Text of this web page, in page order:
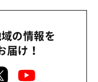
の情報を
届け！